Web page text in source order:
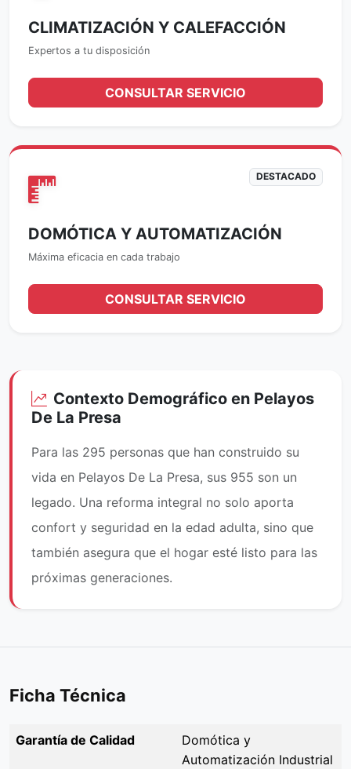
CLIMATIZACIÓN Y CALEFACCIÓN
Expertos a tu disposición
CONSULTAR SERVICIO
DESTACADO
DOMÓTICA Y AUTOMATIZACIÓN
Máxima eficacia en cada trabajo
CONSULTAR SERVICIO
Contexto Demográfico en Pelayos
De La Presa
Para las 295 personas que han construido su
vida en Pelayos De La Presa, sus 955 son un
legado. Una reforma integral no solo aporta
confort y seguridad en la edad adulta, sino que
también asegura que el hogar esté listo para las
próximas generaciones.
Ficha Técnica
Garantía de Calidad
Domótica y
Automatización Industrial